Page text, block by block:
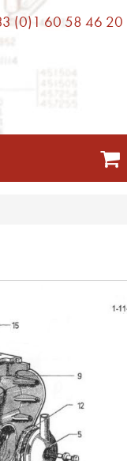
(0)1 60 58 46 20